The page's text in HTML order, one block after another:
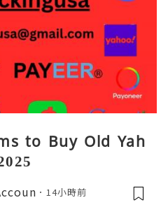
to Buy Old Yah
14小時前